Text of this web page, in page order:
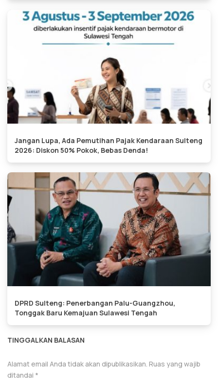
Jangan Lupa, Ada Pemutihan Pajak Kendaraan Sulteng
2026: Diskon 50% Pokok, Bebas Denda!
DPRD Sulteng: Penerbangan Palu-Guangzhou,
Tonggak Baru Kemajuan Sulawesi Tengah
TINGGALKAN BALASAN
Alamat email Anda tidak akan dipublikasikan. Ruas yang wajib
ditandai *